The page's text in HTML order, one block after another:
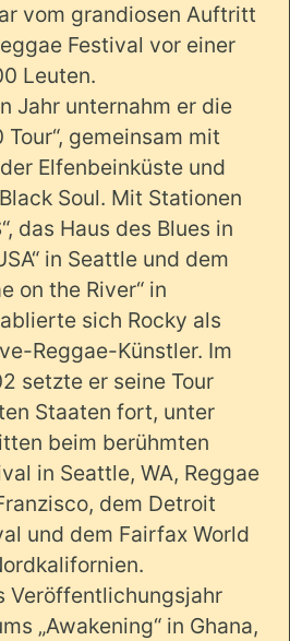
vom grandiosen Auftritt
Festival vor einer
Leuten.
Jahr unternahm er die
gemeinsam mit
Elfenbeinküste und
Soul. Mit Stationen
das Haus des Blues in
in Seattle und dem
on the River“ in
sich Rocky als
Reggae-Künstler. Im
setzte er seine Tour
Staaten fort, unter
beim berühmten
in Seattle, WA, Reggae
dem Detroit
und dem Fairfax World
Veröffentlichungsjahr
„Awakening“ in Ghana,